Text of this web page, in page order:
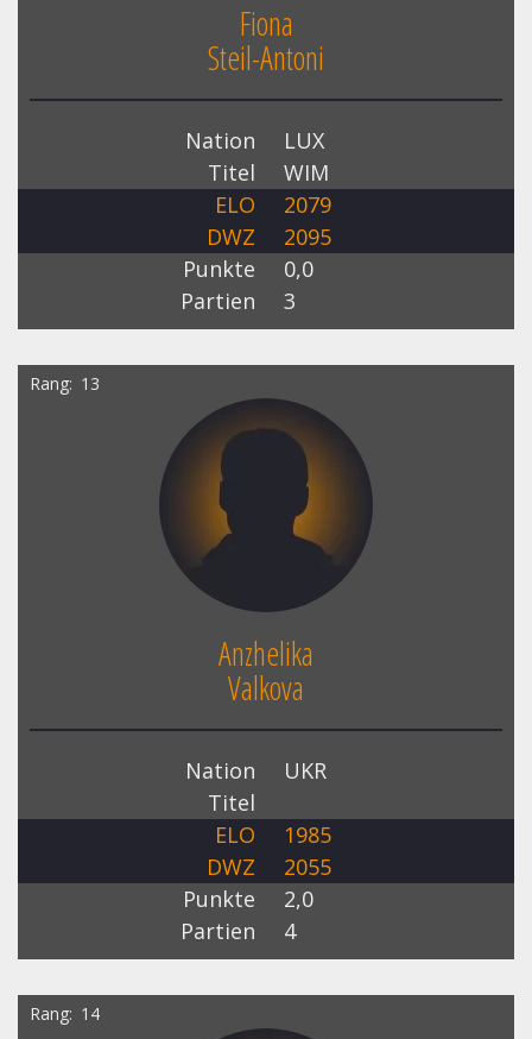
Fiona
Steil-Antoni
Nation
LUX
Titel
WIM
ELO
2079
DWZ
2095
Punkte
0,0
Partien
3
Rang 13
Anzhelika
Valkova
Nation
UKR
Titel
ELO
1985
DWZ
2055
Punkte
2,0
Partien
4
Rang 14